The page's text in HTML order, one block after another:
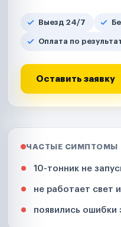
Выезд 24/7
Оплата по
Оставить заявку
ЧАСТЫЕ СИМПТОМЫ
10-тонник не
не работает свет
появились ошибки